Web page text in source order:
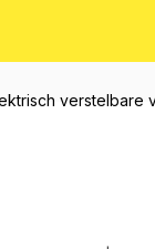
verstelbare